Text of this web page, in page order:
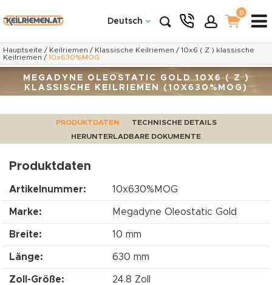
Deutsch
0
Hauptseite / Keilriemen / Klassische Keilriemen / 10x6 ( Z ) klassische
Keilriemen / 10x630%MOG
MEGADYNE OLEOSTATIC GOLD 10X6 ( Z )
KLASSISCHE KEILRIEMEN (10X630%MOG)
PRODUKTDATEN
TECHNISCHE DETAILS
HERUNTERLADBARE DOKUMENTE
Produktdaten
Artikelnummer: 10x630%MOG
Marke: Megadyne Oleostatic Gold
Breite: 10 mm
Länge: 630 mm
Zoll-Größe: 24.8 Zoll